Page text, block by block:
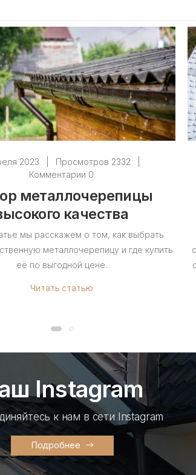
2023 Просмотров 2332
Комментарии 0
металлочерепицы
качества
мы расскажем о том, как выбрать
металлочерепицу и где купить
её по выгодной цене.
Читать статью
Instagram
к нам в сети Instagram
Подробнее